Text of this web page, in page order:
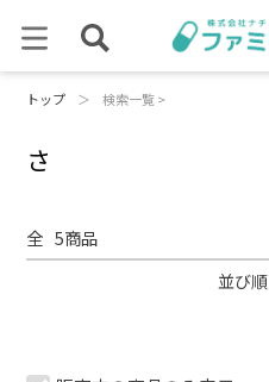
トップ ＞ 検索一覧 >
さ
全 5商品
並び順